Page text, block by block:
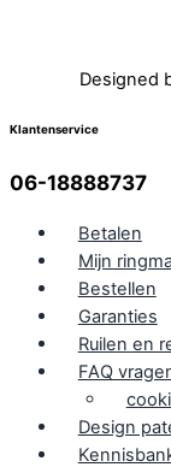
Designed
Klantenservice
06-18888737
Betalen
Mijn
Bestellen
Garanties
Ruilen en
FAQ
Design